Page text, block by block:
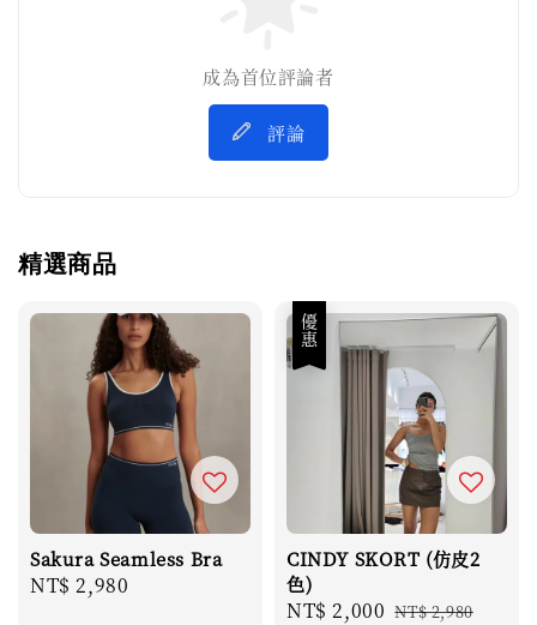
成為首位評論者
評論
精選商品
Sakura Seamless Bra
Regular
NT$ 2,980
優惠
CINDY SKORT (仿皮2
色)
Sale
NT$ 2,000 Regular
NT$ 2,980